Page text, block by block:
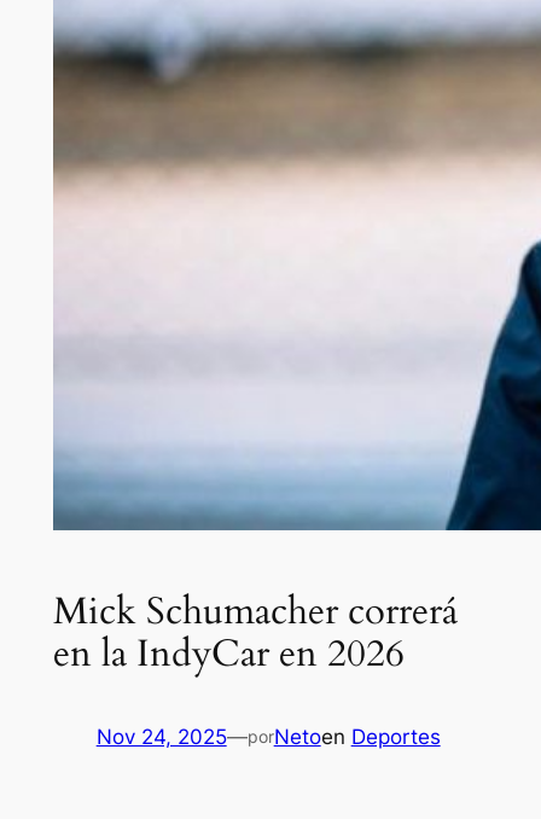
Mick Schumacher correrá
en la IndyCar en 2026
Nov 24, 2025—porNetoen Deportes